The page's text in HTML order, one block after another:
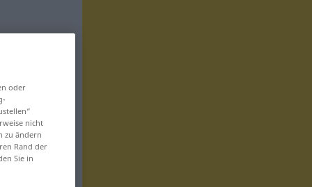
oder
nicht
zu ändern
Rand der
Sie in